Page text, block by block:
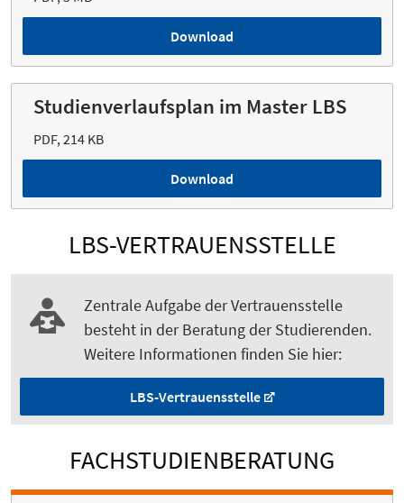
Download
Studienverlaufsplan im Master LBS
PDF, 214 KB
Download
LBS-VERTRAUENSSTELLE
Zentrale Aufgabe der Vertrauensstelle
besteht in der Beratung der Studierenden.
Weitere Informationen finden Sie hier:
LBS-Vertrauensstelle
FACHSTUDIENBERATUNG